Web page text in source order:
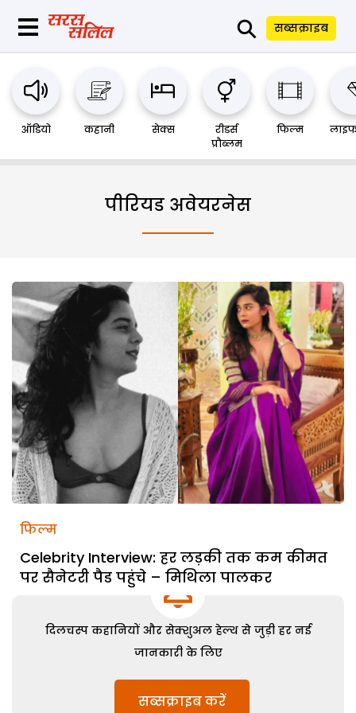
⚲ सब्सक्राइब
ऑडियो कहानी सेक्स
रीडर्स
प्रौब्लम
फिल्म
पीरियड अवेयरनेस
फिल्म
Celebrity Interview: हर लड़की तक कम कीमत
पर सैनेटरी पैड पहुंचे – मिथिला पालकर
दिलचस्प कहानियों और सेक्शुअल हेल्थ से जुड़ी हर नई
जानकारी के लिए
सब्सक्राइब करें